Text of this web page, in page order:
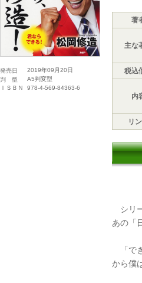
発売日
2019年09月20日
判 型
A5判変型
ＩＳＢＮ
978-4-569-84363-6
著
主な
税込
内
リ
シリ
あの「
「で
から僕